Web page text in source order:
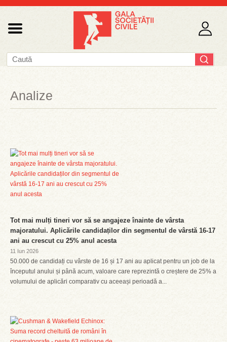
Analize
Tot mai mulți tineri vor să se angajeze înainte de vârsta
majoratului. Aplicările candidaților din segmentul de vârstă 16-17
ani au crescut cu 25% anul acesta
11 Iun 2026
50.000 de candidați cu vârste de 16 și 17 ani au aplicat pentru un job de la
începutul anului și până acum, valoare care reprezintă o creștere de 25% a
volumului de aplicări comparativ cu aceeași perioadă a...